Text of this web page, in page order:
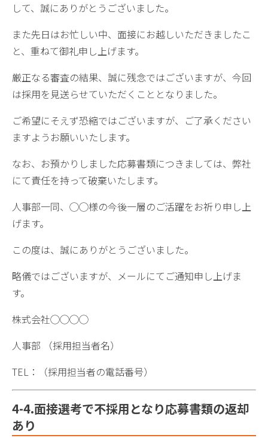
して、誠にありがとうございました。
また先日はお忙しい中、面接にお越しいただきましたこ
と、重ねて御礼申し上げます。
厳正なる審査の結果、誠に残念ではございますが、今回
は採用を見送らせていただくこととなりました。
ご希望にそえず恐縮ではございますが、ご了承ください
ますようお願いいたします。
なお、お預かりしました応募書類につきましては、弊社
にて責任を持って破棄いたします。
人事部一同、◯◯様の今後一層のご活躍をお祈り申し上
げます。
この度は、誠にありがとうございました。
略儀ではございますが、メールにてご通知申し上げま
す。
株式会社◯◯◯◯
人事部 （採用担当者名）
TEL：（採用担当者の電話番号）
4-4.面接選考で不採用となり応募書類の返却
あり